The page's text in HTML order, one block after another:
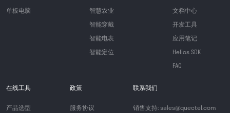
单板电脑
智慧农业
智能穿戴
智能电表
智能定位
文档中心
开发工具
应用笔记
Helios SDK
FAQ
在线工具
产品选型
政策
服务协议
联系我们
销售支持: sales@quectel.com